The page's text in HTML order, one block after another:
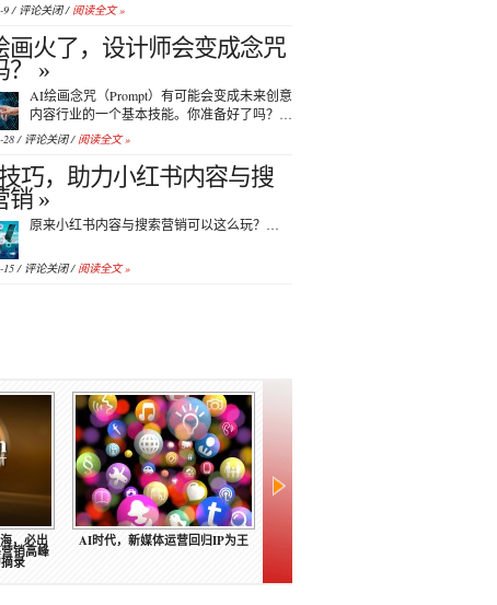
9 / 评论关闭/ 阅读全文 »
画火了，设计师会变成念咒
？ »
AI绘画念咒（Prompt）有可能会变成未来创意
内容行业的一个基本技能。你准备好了吗？…
28 / 评论关闭/ 阅读全文 »
巧，助力小红书内容与搜
销 »
原来小红书内容与搜索营销可以这么玩？…
15 / 评论关闭/ 阅读全文 »
业观察｜AI加速营销变革，营销
人如何抓住新机会？
行业观察｜广告行业受到挑战，策
划人员如何应对？